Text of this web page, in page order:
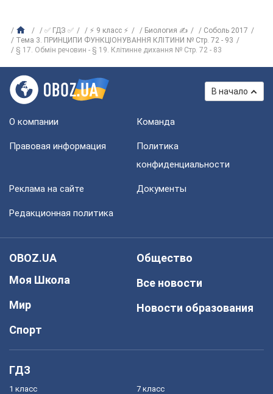
✅ ГДЗ ✅ ⚡ 9 класс ⚡ Биология ✍
Соболь 2017
Тема 3. ПРИНЦИПИ ФУНКЦІОНУВАННЯ КЛІТИНИ № Cтр. 72 - 93
§ 17. Обмін речовин - § 19. Клітинне дихання № Cтр. 72 - 83
В начало
О компании Команда
Правовая информация
Политика
конфиденциальности
Реклама на сайте Документы
Редакционная политика
OBOZ.UA
Моя Школа
Мир
Спорт
Общество
Все новости
Новости образования
ГДЗ
1 класс 7 класс